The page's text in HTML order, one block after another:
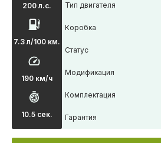
200 л.с.
7.3 л/100 км.
190 км/ч
10.5 сек.
Тип двигателя
Коробка
Статус
Модификация
Комплектация
Гарантия